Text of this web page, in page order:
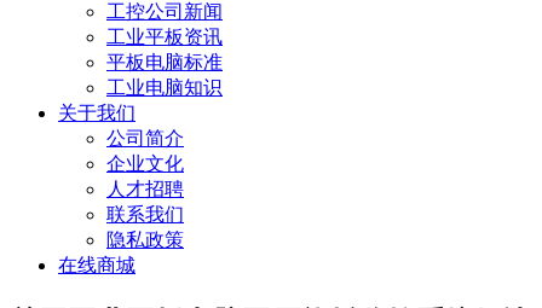
工控公司新闻
工业平板资讯
平板电脑标准
工业电脑知识
关于我们
公司简介
企业文化
人才招聘
联系我们
隐私政策
在线商城